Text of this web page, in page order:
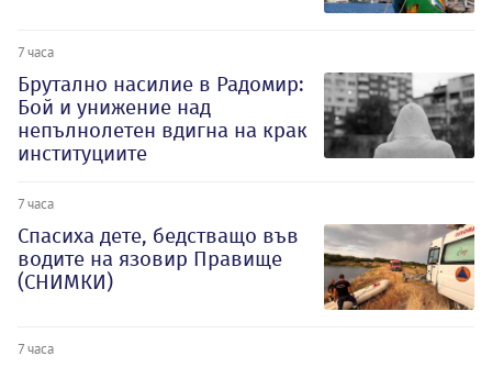
7 часа
Брутално насилие в Радомир:
Бой и унижение над
непълнолетен вдигна на крак
институциите
7 часа
Спасиха дете, бедстващо във
водите на язовир Правище
(СНИМКИ)
7 часа